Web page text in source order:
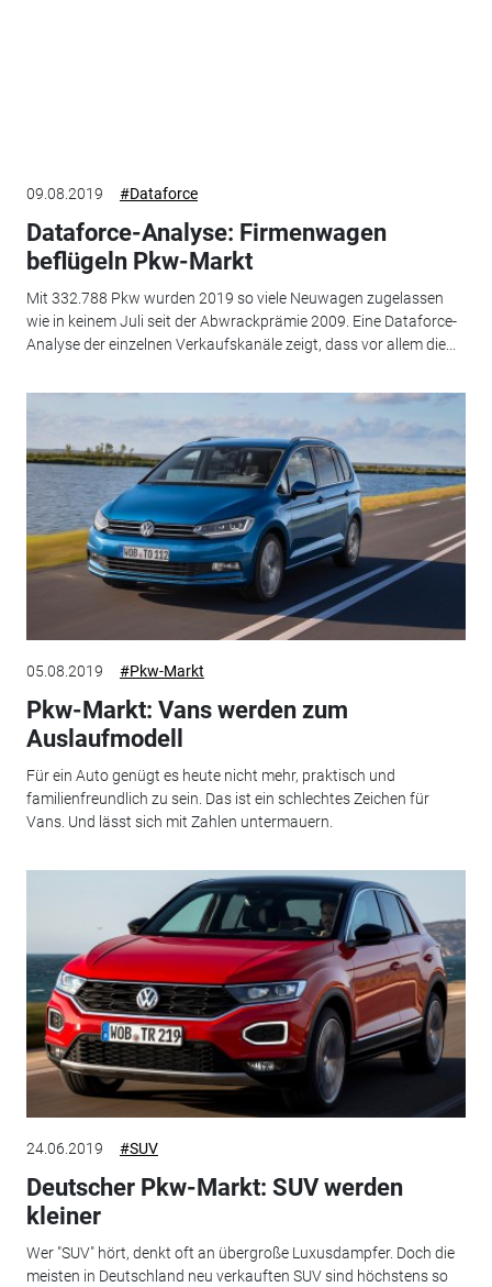
09.08.2019 #Dataforce
Dataforce-Analyse: Firmenwagen
beflügeln Pkw-Markt
Mit 332.788 Pkw wurden 2019 so viele Neuwagen zugelassen
wie in keinem Juli seit der Abwrackprämie 2009. Eine Dataforce-
Analyse der einzelnen Verkaufskanäle zeigt, dass vor allem die...
05.08.2019 #Pkw-Markt
Pkw-Markt: Vans werden zum
Auslaufmodell
Für ein Auto genügt es heute nicht mehr, praktisch und
familienfreundlich zu sein. Das ist ein schlechtes Zeichen für
Vans. Und lässt sich mit Zahlen untermauern.
24.06.2019 #SUV
Deutscher Pkw-Markt: SUV werden
kleiner
Wer "SUV" hört, denkt oft an übergroße Luxusdampfer. Doch die
meisten in Deutschland neu verkauften SUV sind höchstens so